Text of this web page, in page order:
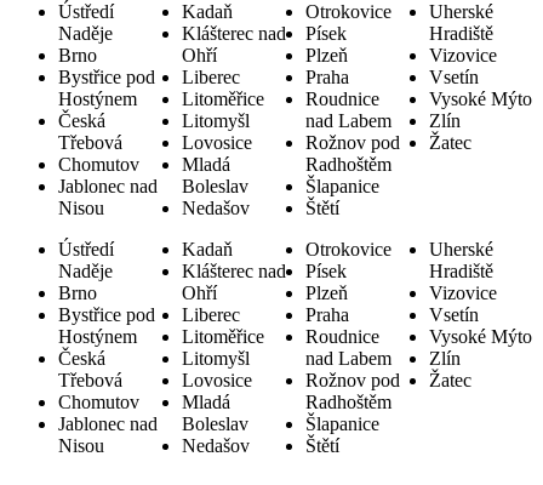
Ústředí
Naděje
Brno
Bystřice pod
Hostýnem
Česká
Třebová
Chomutov
Jablonec nad
Nisou
Kadaň
Klášterec nad
Ohří
Liberec
Litoměřice
Litomyšl
Lovosice
Mladá
Boleslav
Nedašov
Otrokovice
Písek
Plzeň
Praha
Roudnice
nad Labem
Rožnov pod
Radhoštěm
Šlapanice
Štětí
Uherské
Hradiště
Vizovice
Vsetín
Vysoké Mýto
Zlín
Žatec
Ústředí
Naděje
Brno
Bystřice pod
Hostýnem
Česká
Třebová
Chomutov
Jablonec nad
Nisou
Kadaň
Klášterec nad
Ohří
Liberec
Litoměřice
Litomyšl
Lovosice
Mladá
Boleslav
Nedašov
Otrokovice
Písek
Plzeň
Praha
Roudnice
nad Labem
Rožnov pod
Radhoštěm
Šlapanice
Štětí
Uherské
Hradiště
Vizovice
Vsetín
Vysoké Mýto
Zlín
Žatec